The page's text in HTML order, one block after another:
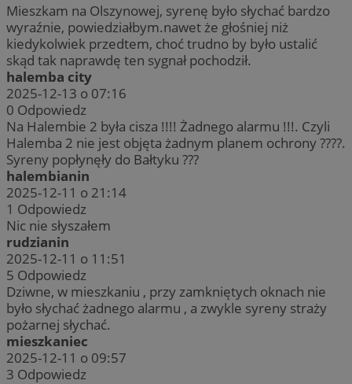
Mieszkam na Olszynowej, syrenę było słychać bardzo
wyraźnie, powiedziałbym.nawet że głośniej niż
kiedykolwiek przedtem, choć trudno by było ustalić
skąd tak naprawdę ten sygnał pochodził.
halemba city
2025-12-13 o 07:16
0 Odpowiedz
Na Halembie 2 była cisza !!!! Żadnego alarmu !!!. Czyli
Halemba 2 nie jest objęta żadnym planem ochrony ????.
Syreny popłynęły do Bałtyku ???
halembianin
2025-12-11 o 21:14
1 Odpowiedz
Nic nie słyszałem
rudzianin
2025-12-11 o 11:51
5 Odpowiedz
Dziwne, w mieszkaniu , przy zamkniętych oknach nie
było słychać żadnego alarmu , a zwykle syreny straży
pożarnej słychać.
mieszkaniec
2025-12-11 o 09:57
3 Odpowiedz